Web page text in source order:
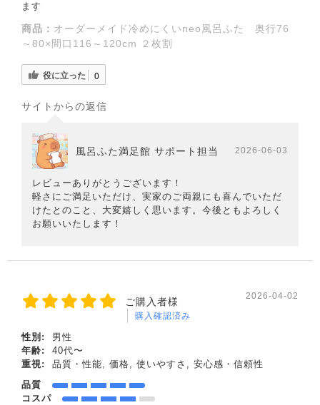
ます
商品： オーダーメイド冷めにくいneo風呂ふた 奥行76
～80×間口116～120cm ２枚割
役に立った 0
サイトからの返信
風呂ふた満足館 サポート担当 2026-06-03
レビューありがとうございます！
軽さにご満足いただけ、実家のご両親にも喜んでいただ
けたとのこと、大変嬉しく思います。今後ともよろしく
お願いいたします！
ご購入者様
購入確認済み
2026-04-02
性別:
男性
年齢:
40代〜
重視:
品質・性能, 価格, 使いやすさ, 安心感・信頼性
品質
コスパ